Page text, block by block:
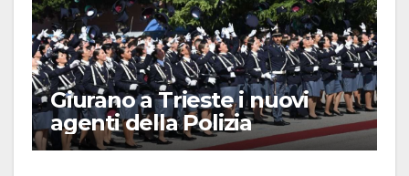
Giurano a Trieste i nuovi
agenti della Polizia